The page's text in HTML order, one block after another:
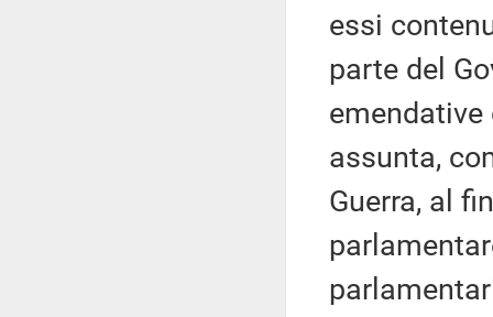
essi
parte del
assunta,
Guerra, al